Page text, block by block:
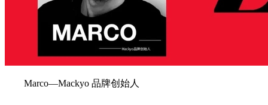
Marco—Mackyo 品牌创始人